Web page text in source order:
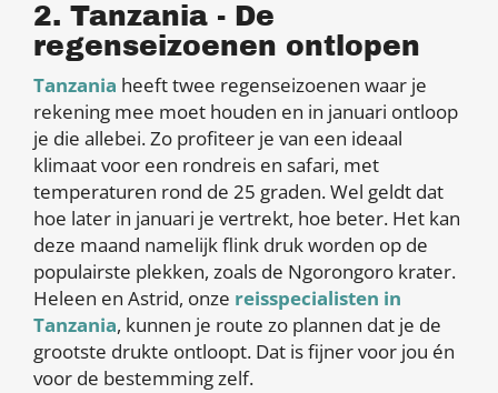
2. Tanzania - De
regenseizoenen ontlopen
Tanzania heeft twee regenseizoenen waar je
rekening mee moet houden en in januari ontloop
je die allebei. Zo profiteer je van een ideaal
klimaat voor een rondreis en safari, met
temperaturen rond de 25 graden. Wel geldt dat
hoe later in januari je vertrekt, hoe beter. Het kan
deze maand namelijk flink druk worden op de
populairste plekken, zoals de Ngorongoro krater.
Heleen en Astrid, onze reisspecialisten in
Tanzania, kunnen je route zo plannen dat je de
grootste drukte ontloopt. Dat is fijner voor jou én
voor de bestemming zelf.